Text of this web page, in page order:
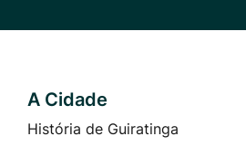
Seção do Rodapé e Contato
A Cidade
História de Guiratinga